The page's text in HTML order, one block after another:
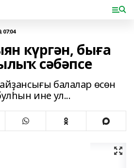
07:04
күргән, быға
сәбәпсе
балалар өсөн
ине ул...